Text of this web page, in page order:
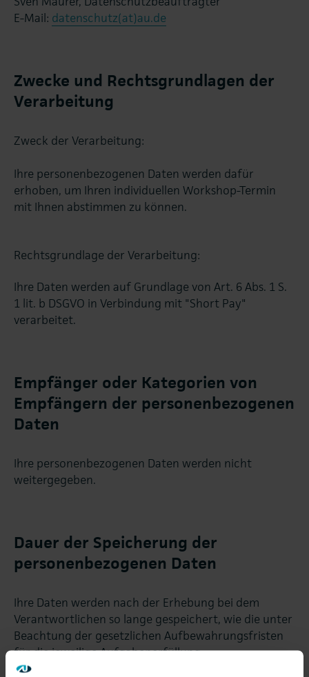
E-Mail: datenschutz(at)au.de
Zwecke und Rechtsgrundlagen der
Verarbeitung
Zweck der Verarbeitung:
Ihre personenbezogenen Daten werden dafür
erhoben, um Ihren individuellen Workshop-Termin
mit Ihnen abstimmen zu können.
Rechtsgrundlage der Verarbeitung:
Ihre Daten werden auf Grundlage von Art. 6 Abs. 1 S.
1 lit. b DSGVO in Verbindung mit "Short Pay"
verarbeitet.
Empfänger oder Kategorien von
Empfängern der personenbezogenen
Daten
Ihre personenbezogenen Daten werden nicht
weitergegeben.
Dauer der Speicherung der
personenbezogenen Daten
Ihre Daten werden nach der Erhebung bei dem
Verantwortlichen so lange gespeichert, wie die unter
Beachtung der gesetzlichen Aufbewahrungsfristen
für die jeweilige Aufgabenerfüllung
(Auftragsabwicklung und Buchhaltung) erforderlich